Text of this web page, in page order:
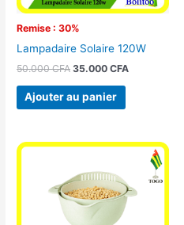
Remise : 30%
Lampadaire Solaire 120W
50.000CFA 35.000CFA
Ajouter au panier